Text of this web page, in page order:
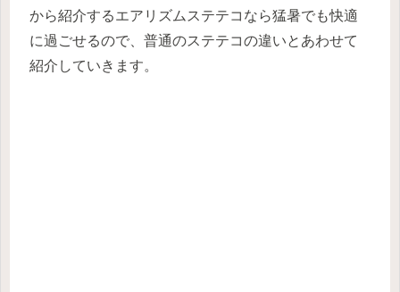
から紹介するエアリズムステテコなら猛暑でも快適
に過ごせるので、普通のステテコの違いとあわせて
紹介していきます。